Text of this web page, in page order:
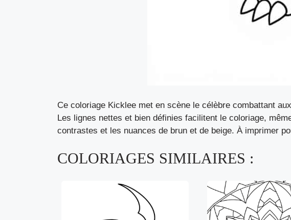
Ce coloriage Kicklee met en scène le célèbre combattant
Les lignes nettes et bien définies facilitent le coloriage,
contrastes et les nuances de brun et de beige. À imprimer
COLORIAGES SIMILAIRES :